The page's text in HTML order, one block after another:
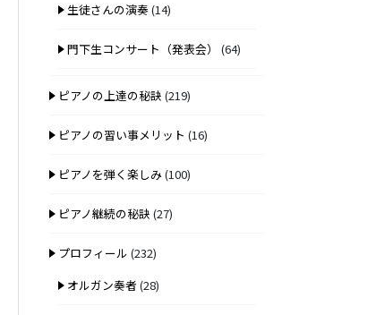
生徒さんの演奏(14)
門下生コンサート（発表会） (64)
ピアノの上達の秘訣 (219)
ピアノの習い事メリット (16)
ピアノを弾く楽しみ(100)
ピアノ継続の秘訣 (27)
プロフィール (232)
オルガン奏者 (28)